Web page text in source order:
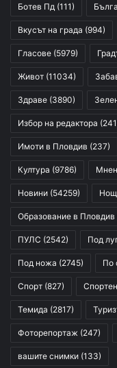
Ботев Пд (111)
Вкусът на града (994)
Гласове (5979)
Живот (11034)
Здраве (3890)
Избор на редактора
Имоти в Пловдив (237)
Култура (9786)
Новини (54259)
Образование в Пловдив
ПУЛС (2542) Под
Под ножа (2745) По
Спорт (827)
Темида (2817)
Фоторепортаж (247)
вашите снимки (133)